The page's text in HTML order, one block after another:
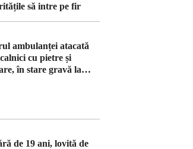
să intre pe fir
ambulanței atacată
cu pietre și
în stare gravă la
de 19 ani, lovită de